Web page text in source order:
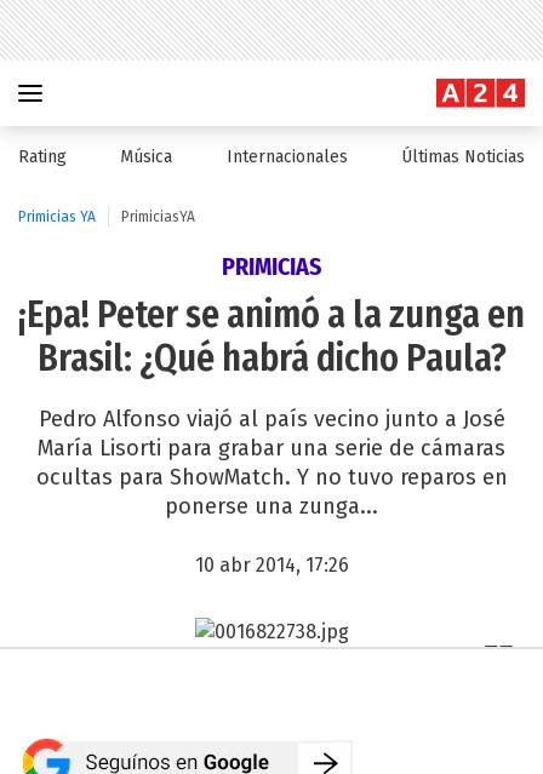
Rating Música Internacionales Últimas Noticias
Primicias YA PrimiciasYA
PRIMICIAS
¡Epa! Peter se animó a la zunga en
Brasil: ¿Qué habrá dicho Paula?
Pedro Alfonso viajó al país vecino junto a José
María Lisorti para grabar una serie de cámaras
ocultas para ShowMatch. Y no tuvo reparos en
ponerse una zunga...
10 abr 2014, 17:26